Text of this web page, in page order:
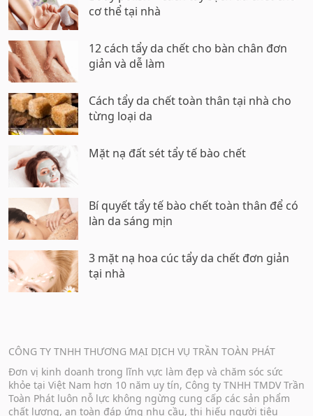
cơ thể tại nhà
12 cách tẩy da chết cho bàn chân đơn
giản và dễ làm
Cách tẩy da chết toàn thân tại nhà cho
từng loại da
Mặt nạ đất sét tẩy tế bào chết
Bí quyết tẩy tế bào chết toàn thân để có
làn da sáng mịn
3 mặt nạ hoa cúc tẩy da chết đơn giản
tại nhà
CÔNG TY TNHH THƯƠNG MẠI DỊCH VỤ TRẦN TOÀN PHÁT
Đơn vị kinh doanh trong lĩnh vực làm đẹp và chăm sóc sức
khỏe tại Việt Nam hơn 10 năm uy tín, Công ty TNHH TMDV Trần
Toàn Phát luôn nỗ lực không ngừng cung cấp các sản phẩm
chất lượng, an toàn đáp ứng nhu cầu, thị hiếu người tiêu